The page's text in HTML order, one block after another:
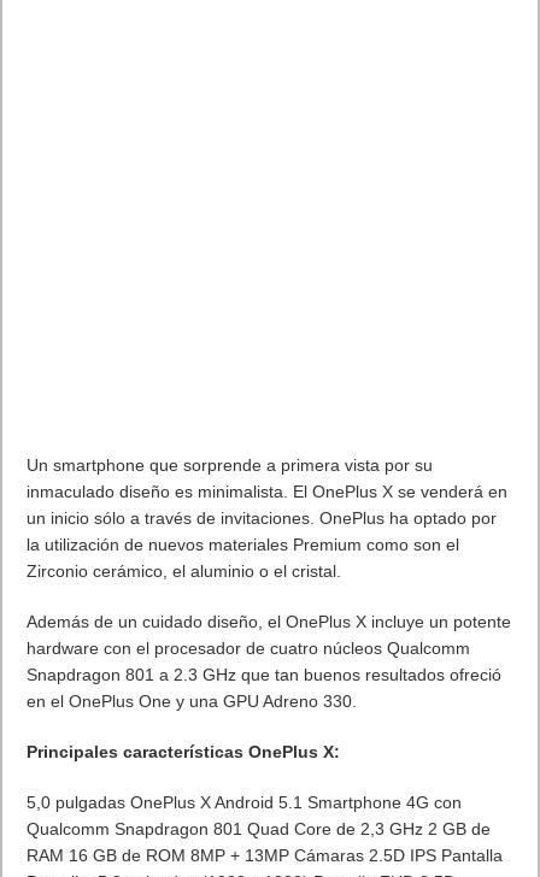
Un smartphone que sorprende a primera vista por su
inmaculado diseño es minimalista. El OnePlus X se venderá en
un inicio sólo a través de invitaciones. OnePlus ha optado por
la utilización de nuevos materiales Premium como son el
Zirconio cerámico, el aluminio o el cristal.
Además de un cuidado diseño, el OnePlus X incluye un potente
hardware con el procesador de cuatro núcleos Qualcomm
Snapdragon 801 a 2.3 GHz que tan buenos resultados ofreció
en el OnePlus One y una GPU Adreno 330.
Principales características OnePlus X:
5,0 pulgadas OnePlus X Android 5.1 Smartphone 4G con
Qualcomm Snapdragon 801 Quad Core de 2,3 GHz 2 GB de
RAM 16 GB de ROM 8MP + 13MP Cámaras 2.5D IPS Pantalla